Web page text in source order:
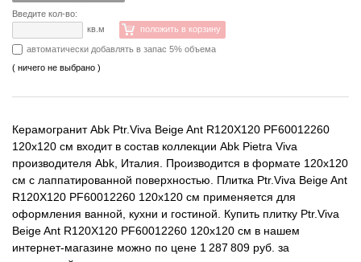
Введите кол-во:
кв.м
положить в корзину
автоматически добавлять в запас 5% объема
( ничего не выбрано )
Керамогранит Abk Ptr.Viva Beige Ant R120X120 PF60012260
120x120 см входит в состав коллекции Abk Pietra Viva
производителя Abk, Италия. Производится в формате 120x120
см с лаппатированной поверхностью. Плитка Ptr.Viva Beige Ant
R120X120 PF60012260 120x120 см применяется для
оформления ванной, кухни и гостиной. Купить плитку Ptr.Viva
Beige Ant R120X120 PF60012260 120x120 см в нашем
интернет-магазине можно по цене 1 287 809 руб. за